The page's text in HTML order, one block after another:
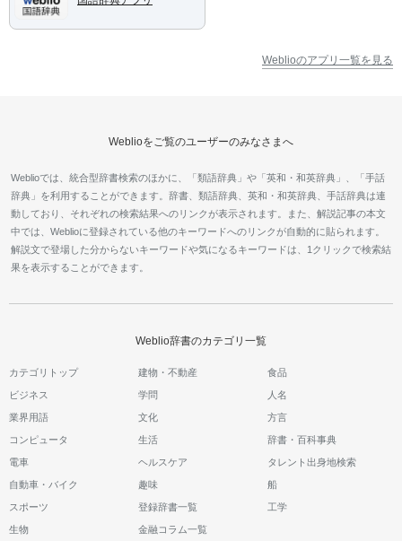
Weblioのアプリ一覧を見る
Weblioをご覧のユーザーのみなさまへ
Weblioでは、統合型辞書検索のほかに、「類語辞典」や「英和・和英辞典」、「手話
辞典」を利用することができます。辞書、類語辞典、英和・和英辞典、手話辞典は連
動しており、それぞれの検索結果へのリンクが表示されます。また、解説記事の本文
中では、Weblioに登録されている他のキーワードへのリンクが自動的に貼られます。
解説文で登場した分からないキーワードや気になるキーワードは、1クリックで検索結
果を表示することができます。
Weblio辞書のカテゴリ一覧
カテゴリトップ 建物・不動産 食品
ビジネス 学問 人名
業界用語 文化 方言
コンピュータ 生活 辞書・百科事典
電車 ヘルスケア タレント出身地検索
自動車・バイク 趣味 船
スポーツ 登録辞書一覧 工学
生物 金融コラム一覧